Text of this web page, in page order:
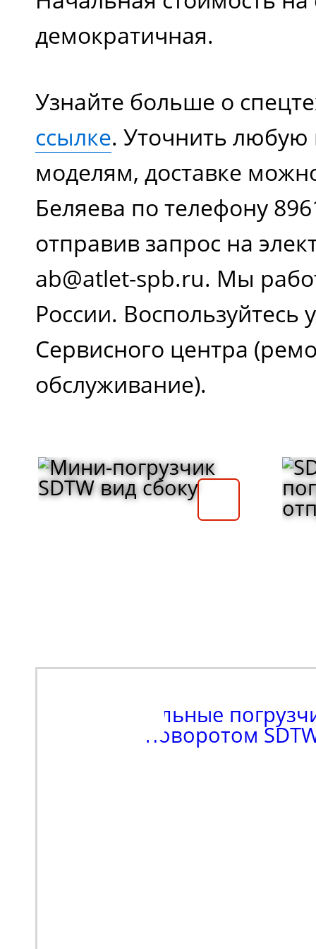
демократичная.
Узнайте больше о
ссылке. Уточнить
моделям, доставке
Беляева по телефону
отправив запрос на
ab@atlet-spb.ru. Мы
России. Воспользуйтесь
Сервисного центра
обслуживание).